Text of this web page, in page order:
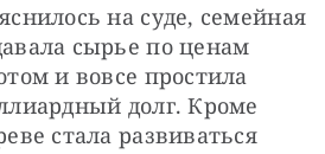
на суде, семейная
сырье по ценам
и вовсе простила
долг. Кроме
стала развиваться